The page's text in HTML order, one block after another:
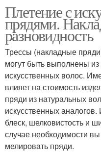
Плетение с
прядями.
разновидность
Трессы (накладные
могут быть выполнены
искусственных волос.
влияет на стоимость
пряди из натуральных
искусственных
блеск, шелковистость и
случае необходимости
мелировать пряди.